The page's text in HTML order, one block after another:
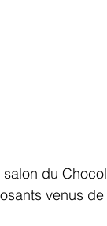
salon du
venus